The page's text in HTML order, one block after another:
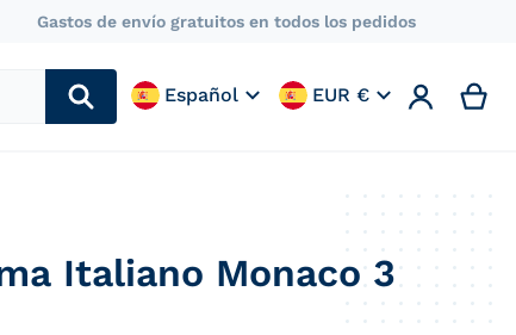
Gastos de envío gratuitos en todos los pedidos
Idioma
🇪🇸Español
País/región
🇪🇸EUR €
files/
Italiano Monaco 3